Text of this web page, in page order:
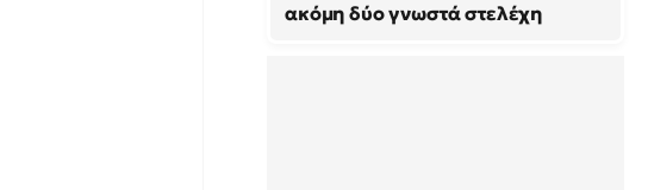
ακόμη δύο γνωστά στελέχη